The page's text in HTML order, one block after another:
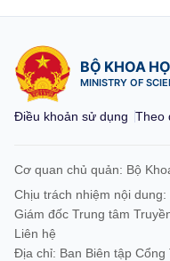
BỘ KHOA
MINISTRY OF
Điều khoản sử dụng Theo
Cơ quan chủ quản: Bộ
Chịu trách nhiệm nội
Giám đốc Trung tâm
Liên hệ
Địa chỉ: Ban Biên tập